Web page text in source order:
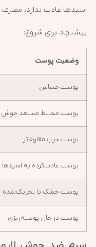
اسیدها عادت ندارد، مصرف
پیشنهاد برای شروع:
وضعیت پوست
پوست حساس
پوست مختلط مستعد جوش
پوست چرب مقاوم‌تر
پوست عادت‌کرده به اسیدها
پوست خشک یا تحریک‌شده
پوست در حال پوسته‌ریزی